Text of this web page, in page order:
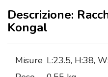
Descrizione:
Kongal
Misure L:23.5, H:38,